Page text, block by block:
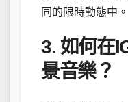
同的限時動態中。
3. 如何在
景音樂？